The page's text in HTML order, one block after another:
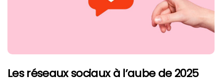
Les réseaux sociaux à l’aube de 2025